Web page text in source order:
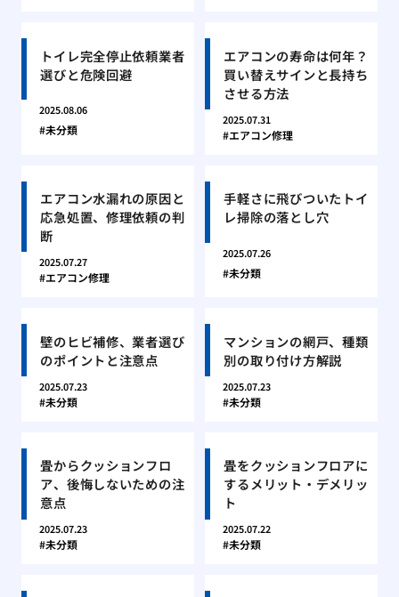
トイレ完全停止依頼業者
選びと危険回避
2025.08.06
未分類
エアコンの寿命は何年？
買い替えサインと長持ち
させる方法
2025.07.31
エアコン修理
エアコン水漏れの原因と
応急処置、修理依頼の判
断
2025.07.27
エアコン修理
手軽さに飛びついたトイ
レ掃除の落とし穴
2025.07.26
未分類
壁のヒビ補修、業者選び
のポイントと注意点
2025.07.23
未分類
マンションの網戸、種類
別の取り付け方解説
2025.07.23
未分類
畳からクッションフロ
ア、後悔しないための注
意点
2025.07.23
未分類
畳をクッションフロアに
するメリット・デメリッ
ト
2025.07.22
未分類